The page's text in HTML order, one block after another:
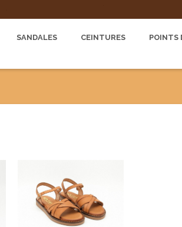
SANDALES CEINTURES
POINTS